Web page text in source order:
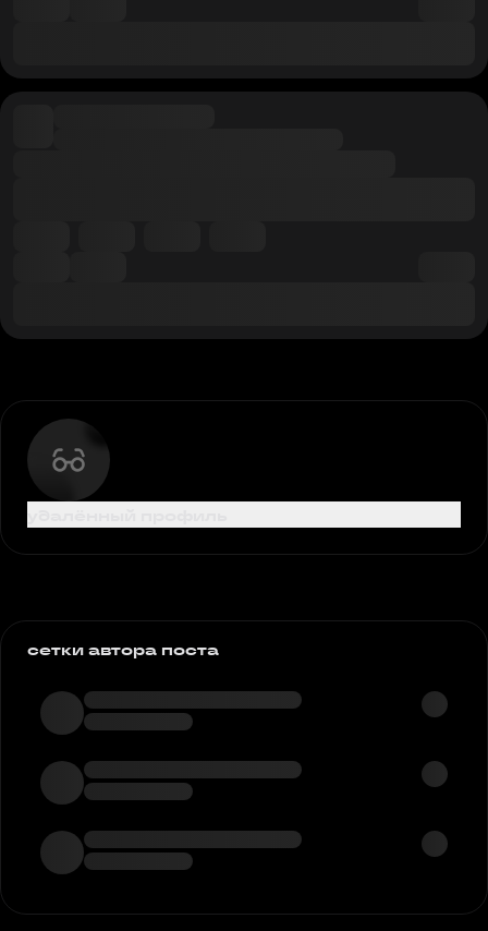
сетки автора поста